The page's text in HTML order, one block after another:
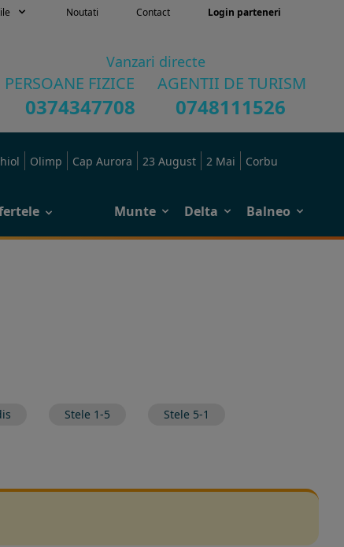
Noutati Contact Login parteneri
Vanzari directe
PERSOANE FIZICE AGENTII DE TURISM
0374347708 0748111526
Olimp Cap Aurora 23 August 2 Mai
Corbu
Munte Delta Balneo
Stele 1-5 Stele 5-1